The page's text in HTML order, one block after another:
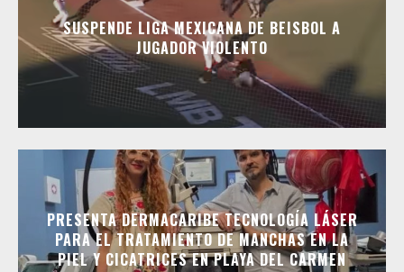
SUSPENDE LIGA MEXICANA DE BEISBOL A
JUGADOR VIOLENTO
PRESENTA DERMACARIBE TECNOLOGÍA LÁSER
PARA EL TRATAMIENTO DE MANCHAS EN LA
PIEL Y CICATRICES EN PLAYA DEL CARMEN